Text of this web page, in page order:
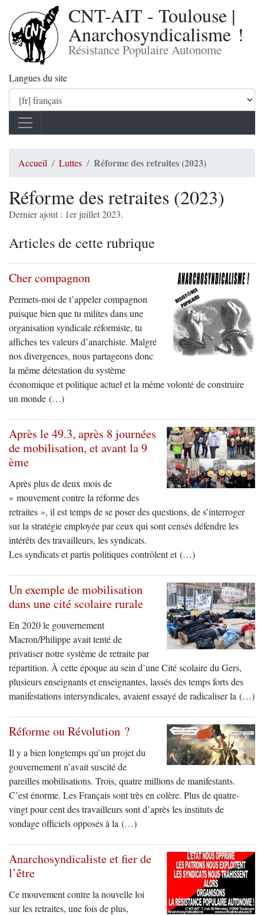
CNT-AIT - Toulouse |
Anarchosyndicalisme !
Résistance Populaire Autonome
Langues du site
Accueil Luttes Réforme des retraites (2023)
Réforme des retraites (2023)
Dernier ajout : 1er juillet 2023.
Articles de cette rubrique
Cher compagnon
Permets-moi de t’appeler compagnon
puisque bien que tu milites dans une
organisation syndicale réformiste, tu
affiches tes valeurs d’anarchiste. Malgré
nos divergences, nous partageons donc
la même détestation du système
économique et politique actuel et la même volonté de construire
un monde (…)
Après le 49.3, après 8 journées
de mobilisation, et avant la 9
ème
Après plus de deux mois de
« mouvement contre la réforme des
retraites », il est temps de se poser des questions, de s’interroger
sur la stratégie employée par ceux qui sont censés défendre les
intérêts des travailleurs, les syndicats.
Les syndicats et partis politiques contrôlent et (…)
Un exemple de mobilisation
dans une cité scolaire rurale
En 2020 le gouvernement
Macron/Philippe avait tenté de
privatiser notre système de retraite par
répartition. À cette époque au sein d’une Cité scolaire du Gers,
plusieurs enseignants et enseignantes, lassés des temps forts des
manifestations intersyndicales, avaient essayé de radicaliser la (…)
Réforme ou Révolution ?
Il y a bien longtemps qu’un projet du
gouvernement n’avait suscité de
pareilles mobilisations. Trois, quatre millions de manifestants.
C’est énorme. Les Français sont très en colère. Plus de quatre-
vingt pour cent des travailleurs sont d’après les instituts de
sondage officiels opposés à la (…)
Anarchosyndicaliste et fier de
l’être
Ce mouvement contre la nouvelle loi
sur les retraites, une fois de plus,